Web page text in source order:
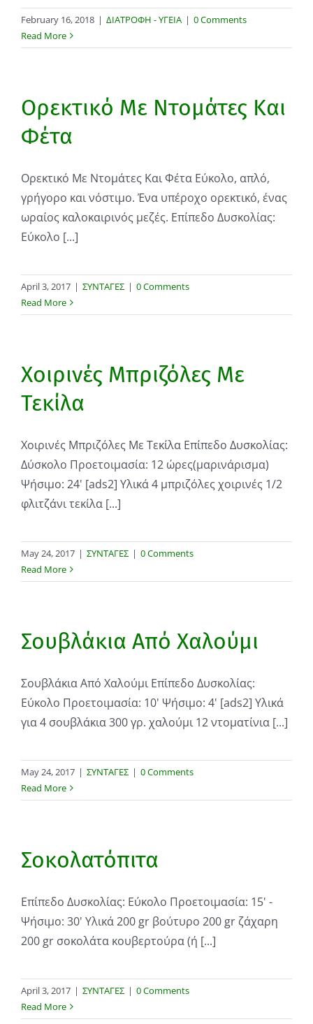
February 16, 2018 | ΔΙΑΤΡΟΦΗ - ΥΓΕΙΑ | 0 Comments
Read More
Ορεκτικό Με Ντομάτες Και
Φέτα
Ορεκτικό Με Ντομάτες Και Φέτα Εύκολο, απλό,
γρήγορο και νόστιμο. Ένα υπέροχο ορεκτικό, ένας
ωραίος καλοκαιρινός μεζές. Επίπεδο Δυσκολίας:
Εύκολο [...]
April 3, 2017 | ΣΥΝΤΑΓΕΣ | 0 Comments
Read More
Χοιρινές Μπριζόλες Με
Τεκίλα
Χοιρινές Μπριζόλες Με Τεκίλα Επίπεδο Δυσκολίας:
Δύσκολο Προετοιμασία: 12 ώρες(μαρινάρισμα)
Ψήσιμο: 24' [ads2] Υλικά 4 μπριζόλες χοιρινές 1/2
φλιτζάνι τεκίλα [...]
May 24, 2017 | ΣΥΝΤΑΓΕΣ | 0 Comments
Read More
Σουβλάκια Από Χαλούμι
Σουβλάκια Από Χαλούμι Επίπεδο Δυσκολίας:
Εύκολο Προετοιμασία: 10' Ψήσιμο: 4' [ads2] Υλικά
για 4 σουβλάκια 300 γρ. χαλούμι 12 ντοματίνια [...]
May 24, 2017 | ΣΥΝΤΑΓΕΣ | 0 Comments
Read More
Σοκολατόπιτα
Επίπεδο Δυσκολίας: Εύκολο Προετοιμασία: 15' -
Ψήσιμο: 30' Υλικά 200 gr βούτυρο 200 gr ζάχαρη
200 gr σοκολάτα κουβερτούρα (ή [...]
April 3, 2017 | ΣΥΝΤΑΓΕΣ | 0 Comments
Read More